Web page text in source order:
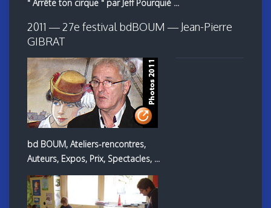
" Arrête ton cirque " par Jeff Pourquié ...
2011 — 27e festival bdBOUM — Jean-Pierre
GIBRAT
bd BOUM, Ateliers-rencontres,
Auteurs, Expos, Prix, Spectacles, ...